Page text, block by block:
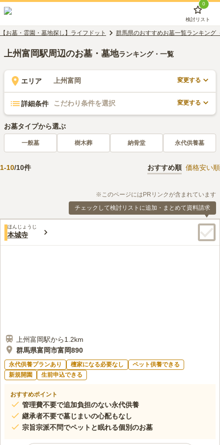
0
検討リスト
【お墓・霊園・墓地探し】ライフドット 群馬県のおすすめお墓一覧ランキング
上州富岡駅周辺のお墓・墓地ランキング・一覧
エリア 上州富岡 変更する
詳細条件 こだわり条件を選択 変更する
お墓タイプから選ぶ
一般墓 樹木葬 納骨堂 永代供養墓
1-10/10件 おすすめ順 価格安い順
※このページにはPRリンクが含まれています
チェックして検討リストに追加・まとめて資料請求
ほんじょうじ
本城寺
上州富岡駅から1.2km
群馬県富岡市富岡890
永代供養プランあり 檀家になる必要なし
ペット供養できる
新規開園
生前申込できる
おすすめポイント
管理費不要で追加負担のない永代供養
継承者不要で墓じまいの心配もなし
宗旨宗派不問でペットと眠れる個別のお墓